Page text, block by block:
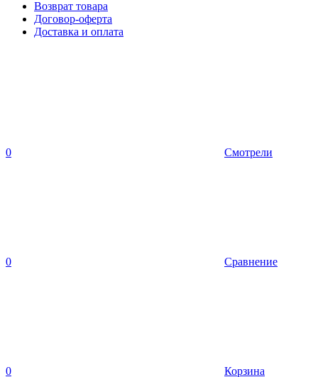
Возврат товара
Договор-оферта
Доставка и оплата
0 Смотрели
0 Сравнение
0 Корзина